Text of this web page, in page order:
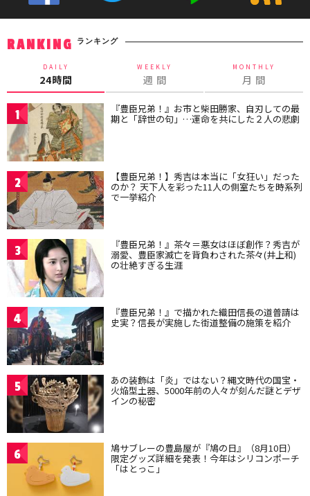
RANKING ランキング
DAILY
24時間
WEEKLY
週 間
MONTHLY
月 間
1 『豊臣兄弟！』お市と柴田勝家、自刃しての最
期と「辞世の句」…運命を共にした２人の悲劇
2 【豊臣兄弟！】秀吉は本当に「女狂い」だった
のか？ 天下人を彩った11人の側室たちを時系列
で一挙紹介
3 『豊臣兄弟！』茶々＝悪女はほぼ創作？秀吉が
溺愛、豊臣家滅亡を背負わされた茶々(井上和)
の壮絶すぎる生涯
4 『豊臣兄弟！』で描かれた織田信長の道普請は
史実？信長が実施した街道整備の施策を紹介
5 あの装飾は「炎」ではない？縄文時代の国宝・
火焔型土器、5000年前の人々が刻んだ謎とデザ
インの秘密
6 鳩サブレーの豊島屋が『鳩の日』（8月10日）
限定グッズ詳細を発表！今年はシリコンポーチ
「はとっこ」